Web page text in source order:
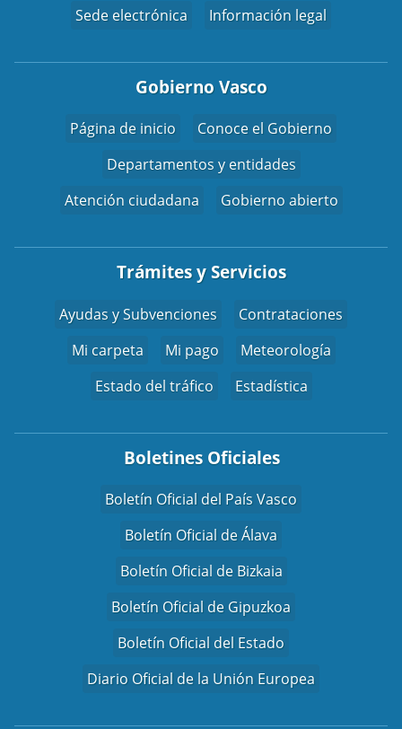
Sede electrónica
Información legal
Gobierno Vasco
Página de inicio
Conoce el Gobierno
Departamentos y entidades
Atención ciudadana
Gobierno abierto
Trámites y Servicios
Ayudas y Subvenciones
Contrataciones
Mi carpeta
Mi pago
Meteorología
Estado del tráfico
Estadística
Boletines Oficiales
Boletín Oficial del País Vasco
Boletín Oficial de Álava
Boletín Oficial de Bizkaia
Boletín Oficial de Gipuzkoa
Boletín Oficial del Estado
Diario Oficial de la Unión Europea